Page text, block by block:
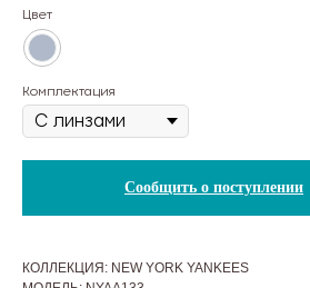
Цвет
Комплектация
Сообщить о поступлении
КОЛЛЕКЦИЯ: NEW YORK YANKEES